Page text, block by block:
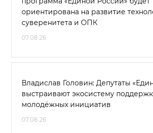
ориентирована на развитие
суверенитета и ОПК
07.08.26
Владислав Головин: Депутаты
выстраивают экосистему
молодёжных инициатив
07.08.26